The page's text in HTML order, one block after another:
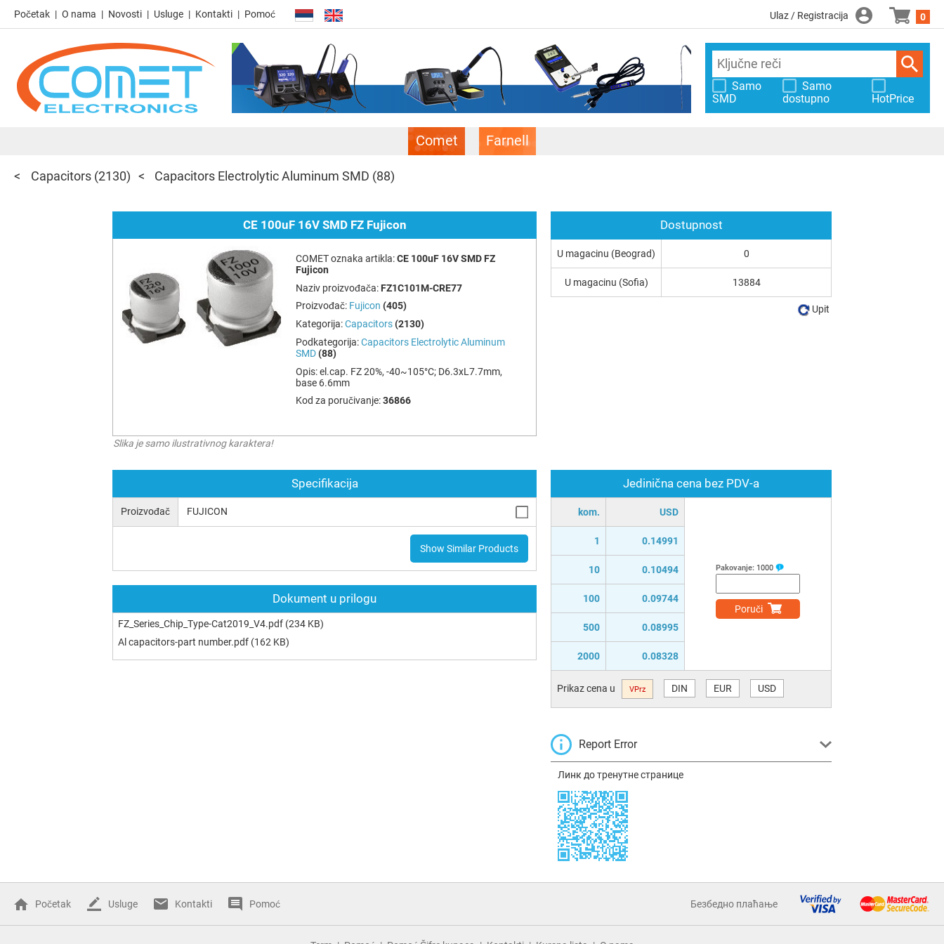
Početak O nama Novosti Usluge Kontakti Pomoć Ulaz / Registracija 0
Samo
SMD
Samo
dostupno
HotPrice
Comet Farnell
Capacitors (2130) Capacitors Electrolytic Aluminum SMD (88)
CE 100uF 16V SMD FZ Fujicon
COMET oznaka artikla:CE 100uF 16V SMD FZ
Fujicon
Naziv proizvođača: FZ1C101M-CRE77
Proizvođač: Fujicon (405)
Kategorija:Capacitors (2130)
Podkategorija:Capacitors Electrolytic Aluminum
SMD (88)
Opis:el.cap. FZ 20%, -40~105°C; D6.3xL7.7mm,
base 6.6mm
Kod za poručivanje:36866
Slika je samo ilustrativnog karaktera!
Specifikacija
Proizvođač FUJICON
Show Similar Products
Dokument u prilogu
FZ_Series_Chip_Type-Cat2019_V4.pdf (234 KB)
Al capacitors-part number.pdf (162 KB)
Jedinična cena bez PDV-a
kom. USD
1 0.14991
10 0.10494
100 0.09744
500 0.08995
2000 0.08328
Pakovanje: 1000
Poruči
Prikaz cena u VPrz DIN EUR USD
Report Error
Линк до тренутне странице
Dostupnost
U magacinu (Beograd) 0
U magacinu (Sofia) 13884
Upit
Početak Usluge Kontakti Pomoć Безбедно плаћање